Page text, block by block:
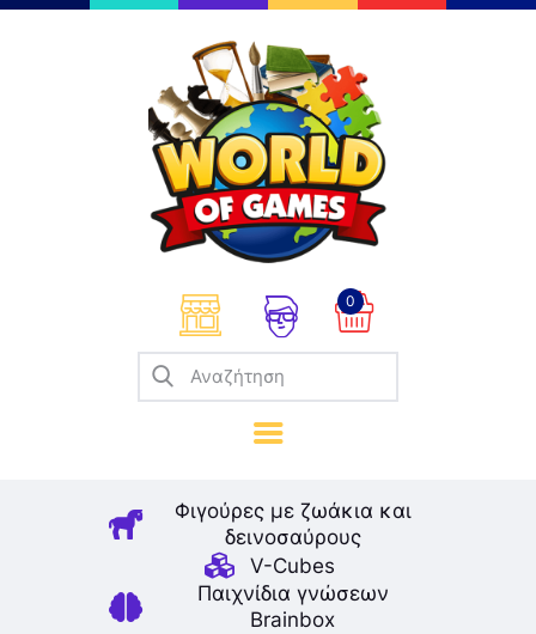
0
Φιγούρες με ζωάκια και
δεινοσαύρους
V-Cubes
Παιχνίδια γνώσεων
Brainbox
Επιτραπέζια
Παζλ
Παιχνίδια Καρτών
Σπαζοκεφαλιές
Κατασκευές
Καλλιτεχνικά
Μοντελισμός
Βιβλία
Παιχνίδια Ρόλων